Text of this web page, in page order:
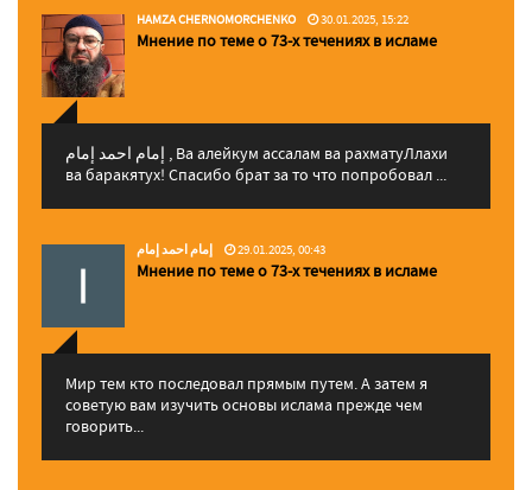
HAMZA CHERNOMORCHENKO 30.01.2025, 15:22
Мнение по теме о 73-х течениях в исламе
إمام احمد إمام , Ва алейкум ассалам ва рахматуЛлахи
ва баракятух! Спасибо брат за то что попробовал ...
إمام احمد إمام 29.01.2025, 00:43
Мнение по теме о 73-х течениях в исламе
Мир тем кто последовал прямым путем. А затем я
советую вам изучить основы ислама прежде чем
говорить...